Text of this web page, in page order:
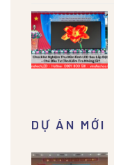
DỰ ÁN MỚI